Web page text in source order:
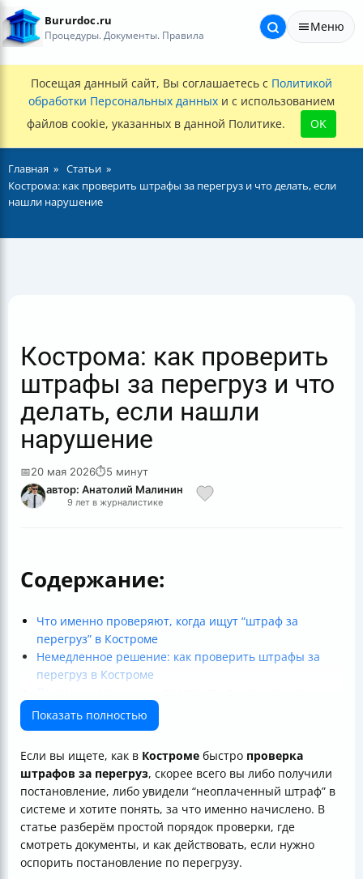
Bururdoc.ru
Процедуры. Документы. Правила
Меню
Посещая данный сайт, Вы соглашаетесь с Политикой
обработки Персональных данных и с использованием
файлов cookie, указанных в данной Политике.
OK
Главная
Статьи
Кострома: как проверить штрафы за перегруз и что делать, если
нашли нарушение
Кострома: как проверить
штрафы за перегруз и что
делать, если нашли
нарушение
📅20 мая 2026⏱5 минут
автор: Анатолий Малинин
9 лет в журналистике
Содержание:
Что именно проверяют, когда ищут “штраф за
перегруз” в Костроме
Немедленное решение: как проверить штрафы за
перегруз в Костроме
базам
Сроки: когда можно успеть с обжалованием перегруза
перегруз
Что проверять в материалах по перегрузу: самые
частые “слабые места”
Как выглядит процесс обжалования постановления
по перегрузу: по шагам
Куда обращаться, если нужна справка по контактам и
вопросам ГИБДД в Костромской области
Показать полностью
Если вы ищете, как в Костроме быстро проверка
штрафов за перегруз, скорее всего вы либо получили
постановление, либо увидели “неоплаченный штраф” в
системе и хотите понять, за что именно начислено. В
статье разберём простой порядок проверки, где
смотреть документы, и как действовать, если нужно
оспорить постановление по перегрузу.